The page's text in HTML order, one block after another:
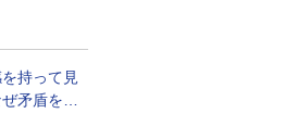
持って見
矛盾を大